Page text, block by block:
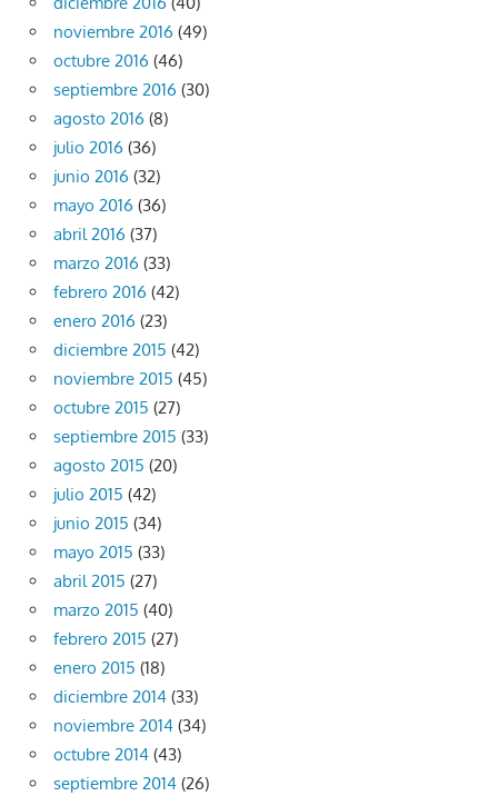
noviembre 2016 (49)
octubre 2016 (46)
septiembre 2016 (30)
agosto 2016 (8)
julio 2016 (36)
junio 2016 (32)
mayo 2016 (36)
abril 2016 (37)
marzo 2016 (33)
febrero 2016 (42)
enero 2016 (23)
diciembre 2015 (42)
noviembre 2015 (45)
octubre 2015 (27)
septiembre 2015 (33)
agosto 2015 (20)
julio 2015 (42)
junio 2015 (34)
mayo 2015 (33)
abril 2015 (27)
marzo 2015 (40)
febrero 2015 (27)
enero 2015 (18)
diciembre 2014 (33)
noviembre 2014 (34)
octubre 2014 (43)
septiembre 2014 (26)